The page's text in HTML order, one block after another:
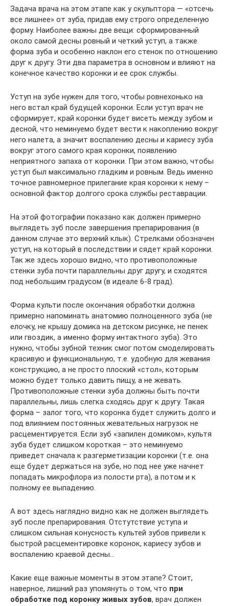
Задача врача на этом этапе как у скульптора — «отсечь
все лишнее» от зуба, придав ему строго определенную
форму. Наиболее важны две вещи: сформированный
около самой десны ровный и четкий уступ, а также
форма зуба и особенно наклон его стенок по отношению
друг к другу. Эти два параметра в основном и влияют на
конечное качество коронки и ее срок службы.
Уступ на зубе нужен для того, чтобы ровнехонько на
него встал край будущей коронки. Если уступ врач не
сформирует, край коронки будет висеть между зубом и
десной, что неминуемо будет вести к накоплению вокруг
него налета, а значит воспалению десны и кариесу зуба
вокруг этого самого края коронки, появлению
неприятного запаха от коронки. При этом важно, чтобы
уступ был максимально гладким и ровным. Ведь именно
точное равномерное прилегание края коронки к нему –
основной фактор долгого срока службы реставрации.
На этой фотографии показано как должен примерно
выглядеть зуб после завершения препарирования (в
данном случае это верхний клык). Стрелками обозначен
уступ, на который в последствии и сядет край коронки.
Так же здесь хорошо видно, что противоположные
стенки зуба почти параллельны друг другу, и сходятся
под небольшим градусом (в идеале 6-8 град).
Форма культи после окончания обработки должна
примерно напоминать анатомию полноценного зуба (не
елочку, не крышу домика на детском рисунке, не пенек
или гвоздик, а именно форму интактного зуба). Это
нужно, чтобы зубной техник смог потом смоделировать
красивую и функциональную, т.е. удобную для жевания
конструкцию, а не просто плоский «стол», которым
можно будет только давить пищу, а не жевать.
Противоположные стенки зуба должны быть почти
параллельны, лишь слегка сходясь друг к другу. Такая
форма – залог того, что коронка будет служить долго и
под влиянием постоянных жевательных нагрузок не
расцементируется. Если зуб «запилен домиком», культя
зуба будет слишком короткая – это неминуемо
приведет сначала к разгерметизации коронки (т.е. она
еще будет держаться на зубе, но под нее уже начнет
попадать микрофлора из полости рта), а потом и к
полному ее выпадению.
А вот здесь наглядно видно как не должен выглядеть
зуб после препарирования. Отстутствие уступа и
слишком сильная конусность культей зубов привели к
быстрой расцементировке коронок, кариесу зубов и
воспалению краевой десны…
Какие еще важные моменты в этом этапе? Стоит,
наверное, лишний раз упомянуть о том, что при
обработке под коронку живых зубов, врач должен